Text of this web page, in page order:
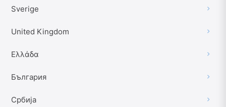
Sverige
United Kingdom
Ελλάδα
България
Србија